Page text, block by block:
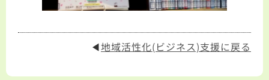
◀地域活性化(ビジネス)支援に戻る